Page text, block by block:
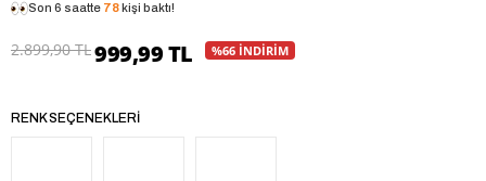
Son 6 saatte 78kişi baktı!
2.899,90 TL999,99 TL %66 İNDİRİM
RENK SEÇENEKLERI